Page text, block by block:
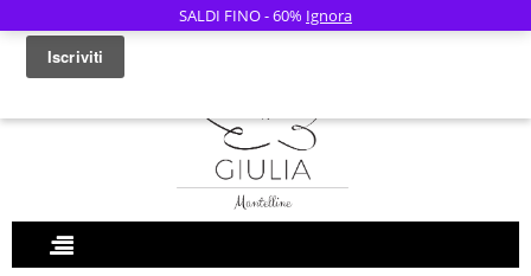
SALDI FINO - 60% Ignora